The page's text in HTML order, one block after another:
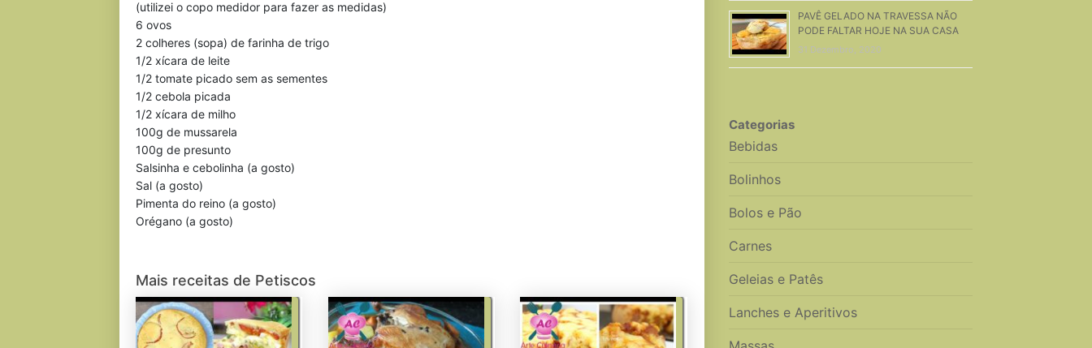
(utilizei o copo medidor para fazer as medidas)
6 ovos
2 colheres (sopa) de farinha de trigo
1/2 xícara de leite
1/2 tomate picado sem as sementes
1/2 cebola picada
1/2 xícara de milho
100g de mussarela
100g de presunto
Salsinha e cebolinha (a gosto)
Sal (a gosto)
Pimenta do reino (a gosto)
Orégano (a gosto)
Mais receitas de Petiscos
PAVÊ GELADO NA TRAVESSA NÃO
PODE FALTAR HOJE NA SUA CASA
31 Dezembro, 2020
Categorias
Bebidas
Bolinhos
Bolos e Pão
Carnes
Geleias e Patês
Lanches e Aperitivos